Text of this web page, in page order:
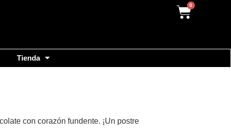
Cart
Tienda
con corazón fundente. ¡Un postre